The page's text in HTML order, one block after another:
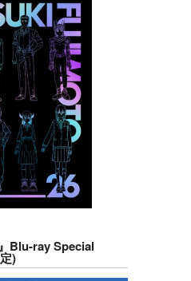
Blu-ray Special
)